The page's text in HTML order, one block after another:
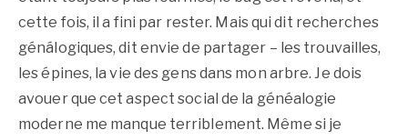
cette fois, il a fini par rester. Mais qui dit recherches
génálogiques, dit envie de partager – les trouvailles,
les épines, la vie des gens dans mon arbre. Je dois
avouer que cet aspect social de la généalogie
moderne me manque terriblement. Même si je